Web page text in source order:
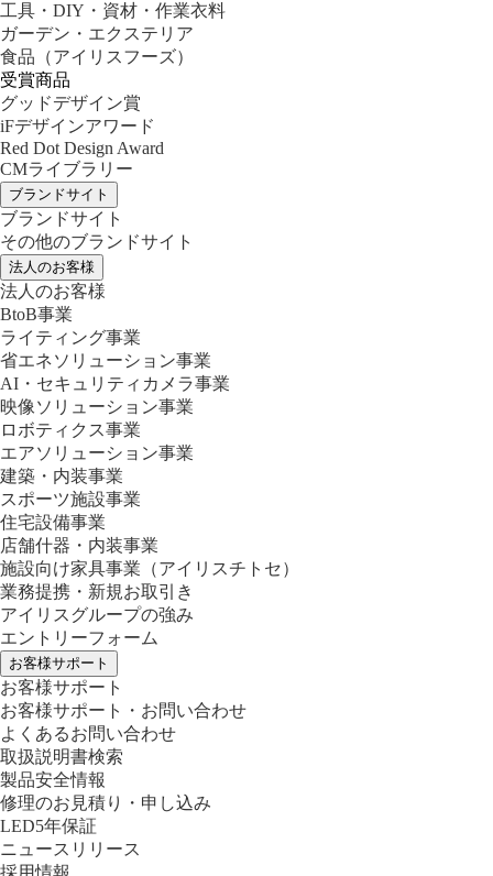
工具・DIY・資材・作業衣料
ガーデン・エクステリア
食品 （アイリスフーズ）
受賞商品
グッドデザイン賞
iFデザインアワード
Red Dot Design Award
CMライブラリー
ブランドサイト
ブランドサイト
その他のブランドサイト
法人のお客様
法人のお客様
BtoB事業
ライティング事業
省エネソリューション事業
AI・セキュリティカメラ事業
映像ソリューション事業
ロボティクス事業
エアソリューション事業
建築・内装事業
スポーツ施設事業
住宅設備事業
店舗什器・内装事業
施設向け家具事業 （アイリスチトセ）
業務提携・新規お取引き
アイリスグループの強み
エントリーフォーム
お客様サポート
お客様サポート
お客様サポート・お問い合わせ
よくあるお問い合わせ
取扱説明書検索
製品安全情報
修理のお見積り・申し込み
LED5年保証
ニュースリリース
採用情報